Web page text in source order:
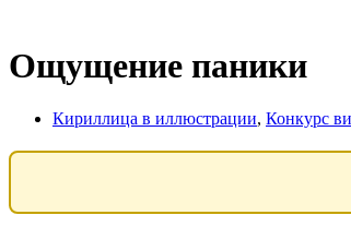
Ощущение паники
Кириллица в иллюстрации, Конкурс